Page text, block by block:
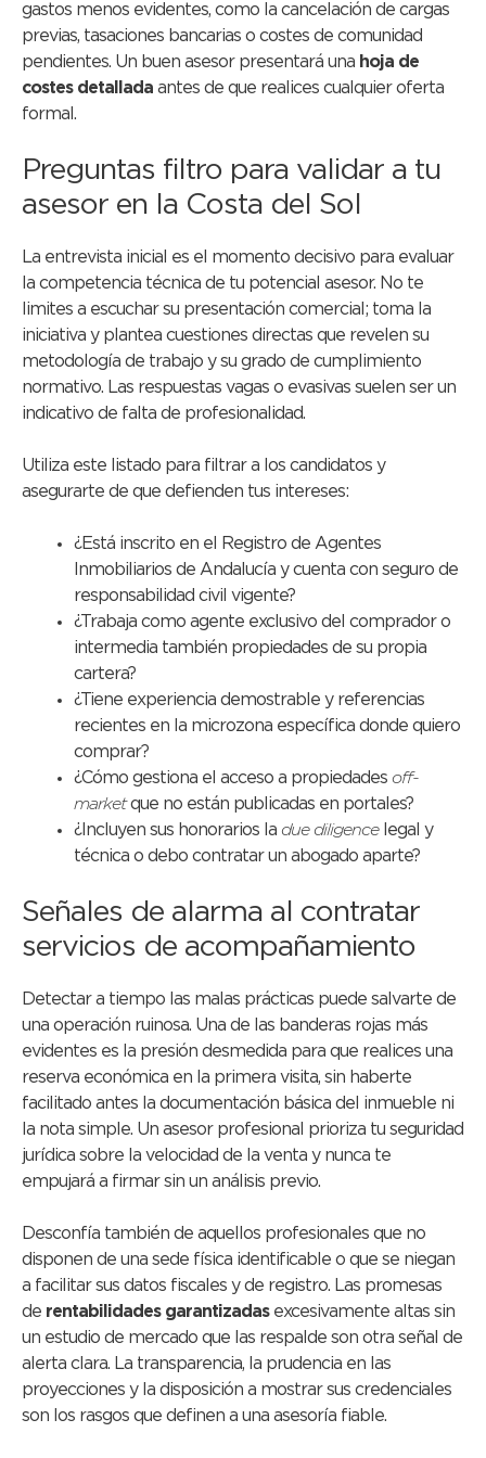
gastos menos evidentes, como la cancelación de cargas
previas, tasaciones bancarias o costes de comunidad
pendientes. Un buen asesor presentará una hoja de
costes detallada antes de que realices cualquier oferta
formal.
Preguntas filtro para validar a tu
asesor en la Costa del Sol
La entrevista inicial es el momento decisivo para evaluar
la competencia técnica de tu potencial asesor. No te
limites a escuchar su presentación comercial; toma la
iniciativa y plantea cuestiones directas que revelen su
metodología de trabajo y su grado de cumplimiento
normativo. Las respuestas vagas o evasivas suelen ser un
indicativo de falta de profesionalidad.
Utiliza este listado para filtrar a los candidatos y
asegurarte de que defienden tus intereses:
¿Está inscrito en el Registro de Agentes
Inmobiliarios de Andalucía y cuenta con seguro de
responsabilidad civil vigente?
¿Trabaja como agente exclusivo del comprador o
intermedia también propiedades de su propia
cartera?
¿Tiene experiencia demostrable y referencias
recientes en la microzona específica donde quiero
comprar?
¿Cómo gestiona el acceso a propiedades off-
marketque no están publicadas en portales?
¿Incluyen sus honorarios la due diligencelegal y
técnica o debo contratar un abogado aparte?
Señales de alarma al contratar
servicios de acompañamiento
Detectar a tiempo las malas prácticas puede salvarte de
una operación ruinosa. Una de las banderas rojas más
evidentes es la presión desmedida para que realices una
reserva económica en la primera visita, sin haberte
facilitado antes la documentación básica del inmueble ni
la nota simple. Un asesor profesional prioriza tu seguridad
jurídica sobre la velocidad de la venta y nunca te
empujará a firmar sin un análisis previo.
Desconfía también de aquellos profesionales que no
disponen de una sede física identificable o que se niegan
a facilitar sus datos fiscales y de registro. Las promesas
de rentabilidades garantizadasexcesivamente altas sin
un estudio de mercado que las respalde son otra señal de
alerta clara. La transparencia, la prudencia en las
proyecciones y la disposición a mostrar sus credenciales
son los rasgos que definen a una asesoría fiable.